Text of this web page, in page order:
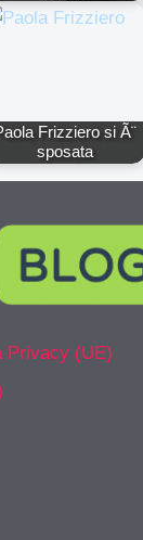
Frizziero si Ã¨
sposata
Privacy (UE)